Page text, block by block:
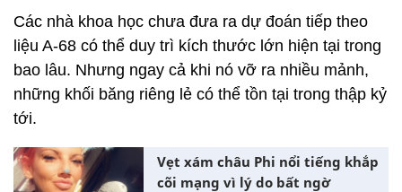
Các nhà khoa học chưa đưa ra dự đoán tiếp theo
liệu A-68 có thể duy trì kích thước lớn hiện tại trong
bao lâu. Nhưng ngay cả khi nó vỡ ra nhiều mảnh,
những khối băng riêng lẻ có thể tồn tại trong thập kỷ
tới.
Vẹt xám châu Phi nổi tiếng khắp
cõi mạng vì lý do bất ngờ